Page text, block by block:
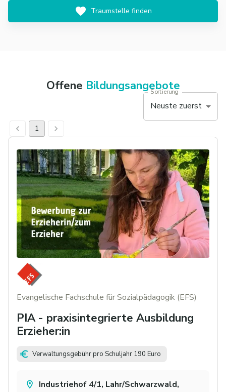
Traumstelle finden
Offene Bildungsangebote
Sortierung
Neuste zuerst
1
Evangelische Fachschule für Sozialpädagogik (EFS)
PIA - praxisintegrierte Ausbildung
Erzieher:in
Verwaltungsgebühr pro Schuljahr 190 Euro
Industriehof 4/1, Lahr/Schwarzwald,